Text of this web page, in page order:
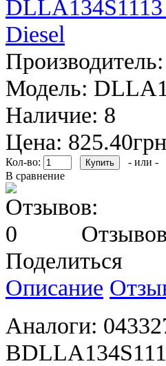
Производитель:
Модель:
Наличие: 8
Цена:
Кол-во: - или -
В сравнение
Поделиться
Описание
Аналоги: